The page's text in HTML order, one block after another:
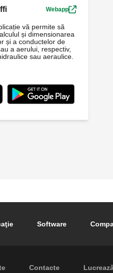
Webapp
vă permite să
și dimensionarea
și a conductelor de
a aerului, respectiv,
sau aeraulice.
navigation
Software
Contacte